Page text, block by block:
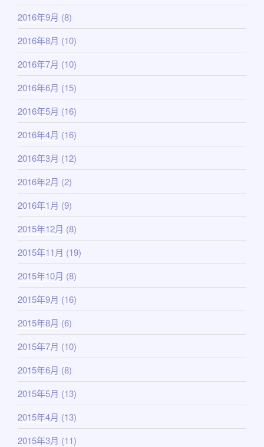
2016年9月 (8)
2016年8月 (10)
2016年7月 (10)
2016年6月 (15)
2016年5月 (16)
2016年4月 (16)
2016年3月 (12)
2016年2月 (2)
2016年1月 (9)
2015年12月 (8)
2015年11月 (19)
2015年10月 (8)
2015年9月 (16)
2015年8月 (6)
2015年7月 (10)
2015年6月 (8)
2015年5月 (13)
2015年4月 (13)
2015年3月 (11)